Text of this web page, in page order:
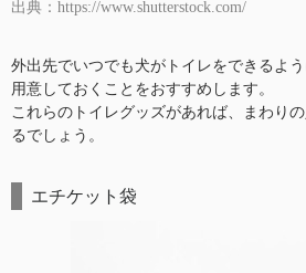
出典：https://www.shutterstock.com/
外出先でいつでも犬がトイレをできるよ
用意しておくことをおすすめします。
これらのトイレグッズがあれば、まわり
るでしょう。
エチケット袋